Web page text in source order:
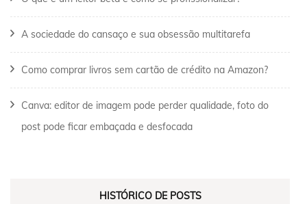
A sociedade do cansaço e sua obsessão multitarefa
Como comprar livros sem cartão de crédito na Amazon?
Canva: editor de imagem pode perder qualidade, foto do
post pode ficar embaçada e desfocada
HISTÓRICO DE POSTS